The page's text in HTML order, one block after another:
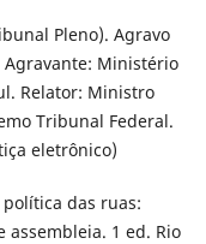
Pleno). Agravo
Agravante: Ministério
Relator: Ministro
Tribunal Federal.
eletrônico)
política das ruas:
1 ed. Rio